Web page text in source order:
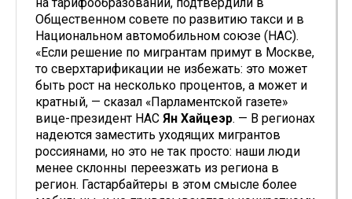
на тарифообразовании, подтвердили в
Общественном совете по развитию такси и в
Национальном автомобильном союзе (НАС).
«Если решение по мигрантам примут в Москве,
то сверхтарификации не избежать: это может
быть рост на несколько процентов, а может и
кратный, — сказал «Парламентской газете»
вице-президент НАС Ян Хайцеэр. — В регионах
надеются заместить уходящих мигрантов
россиянами, но это не так просто: наши люди
менее склонны переезжать из региона в
регион. Гастарбайтеры в этом смысле более